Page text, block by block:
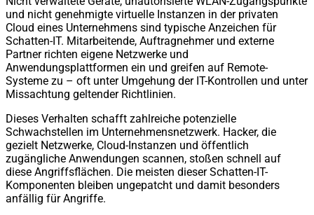
und nicht genehmigte virtuelle Instanzen in der privaten
Cloud eines Unternehmens sind typische Anzeichen für
Schatten-IT. Mitarbeitende, Auftragnehmer und externe
Partner richten eigene Netzwerke und
Anwendungsplattformen ein und greifen auf Remote-
Systeme zu – oft unter Umgehung der IT-Kontrollen und unter
Missachtung geltender Richtlinien.
Dieses Verhalten schafft zahlreiche potenzielle
Schwachstellen im Unternehmensnetzwerk. Hacker, die
gezielt Netzwerke, Cloud-Instanzen und öffentlich
zugängliche Anwendungen scannen, stoßen schnell auf
diese Angriffsflächen. Die meisten dieser Schatten-IT-
Komponenten bleiben ungepatcht und damit besonders
anfällig für Angriffe.